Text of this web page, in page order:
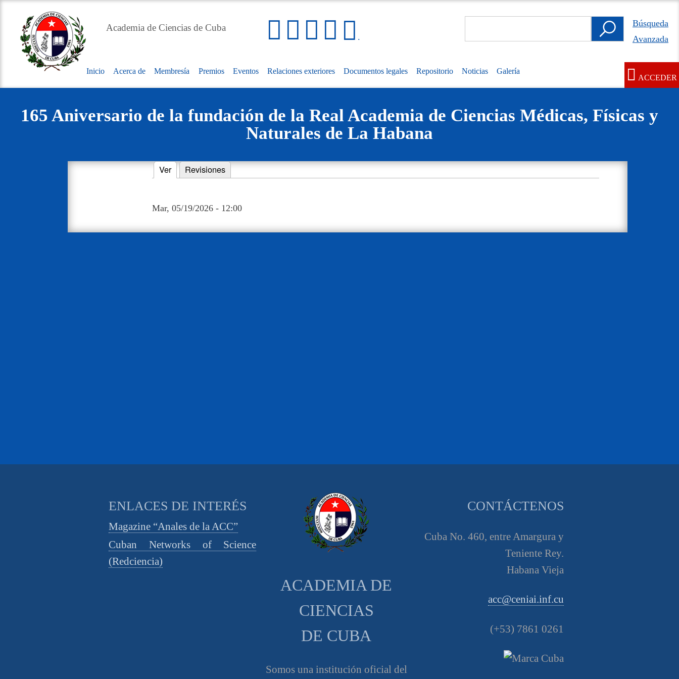
al
contenido
Academia de Ciencias de Cuba
.
Búsqueda
Búsqueda
Avanzada
Inicio Acerca de Membresía Premios Eventos Relaciones exteriores Documentos legales Repositorio Noticias Galería
User
menu
ACCEDER
165 Aniversario de la fundación de la Real Academia de Ciencias Médicas, Físicas y
Naturales de La Habana
Primary
Ver(solapa activa)
Revisiones
Mar, 05/19/2026 - 12:00
ENLACES DE INTERÉS
Magazine “Anales de la ACC”
Cuban Networks of Science
(Redciencia)
ACADEMIA DE
CIENCIAS
DE CUBA
Somos una institución oficial del
CONTÁCTENOS
Cuba No. 460, entre Amargura y
Teniente Rey.
Habana Vieja
acc@ceniai.inf.cu
(+53) 7861 0261